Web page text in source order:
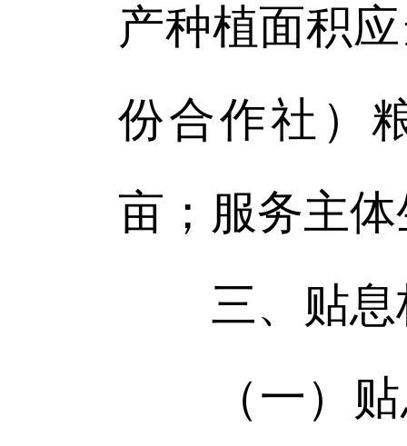
产种植面积
份合作社）
亩；服务主
三、贴
（一）贴